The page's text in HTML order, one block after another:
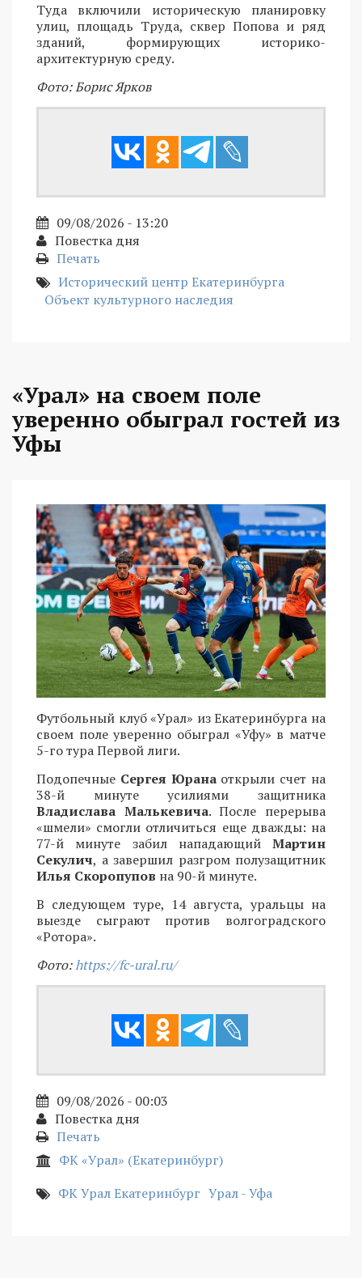
Туда включили историческую планировку
улиц, площадь Труда, сквер Попова и ряд
зданий, формирующих историко-
архитектурную среду.
Фото: Борис Ярков
09/08/2026 - 13:20
Повестка дня
Печать
Исторический центр Екатеринбурга
Объект культурного наследия
«Урал» на своем поле
уверенно обыграл гостей из
Уфы
Футбольный клуб «Урал» из Екатеринбурга на
своем поле уверенно обыграл «Уфу» в матче
5-го тура Первой лиги.
Подопечные Сергея Юрана открыли счет на
38-й минуте усилиями защитника
Владислава Малькевича. После перерыва
«шмели» смогли отличиться еще дважды: на
77-й минуте забил нападающий Мартин
Секулич, а завершил разгром полузащитник
Илья Скоропупов на 90-й минуте.
В следующем туре, 14 августа, уральцы на
выезде сыграют против волгоградского
«Ротора».
Фото:https://fc-ural.ru/
09/08/2026 - 00:03
Повестка дня
Печать
ФК «Урал» (Екатеринбург)
ФК Урал Екатеринбург Урал - Уфа